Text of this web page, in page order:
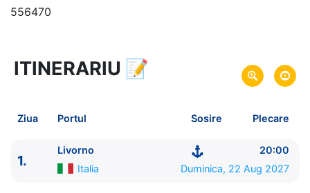
556470
8 zile vacanta de croaziera in
Marea Mediterana de Vest si Tunisia -
link oferta
Plecare pe 22 Aug 2027 din Livorno, Italia
MSC Cruises
ITINERARIU 📝
Ziua Portul Sosire Plecare
1.
Livorno
20:00
Italia
Duminica, 22 Aug 2027